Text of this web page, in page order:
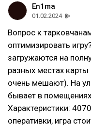
En1ma
01.02.2024
Вопрос к
оптимизировать
загружаются на
разных местах
очень мешают). На
бывает в
Характеристики:
оперативки, игра